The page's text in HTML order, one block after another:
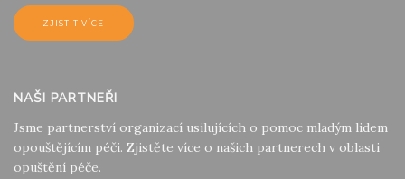
ZJISTIT VÍCE
NAŠI PARTNEŘI
Jsme partnerství organizací usilujících o pomoc mladým lidem
opouštějícím péči. Zjistěte více o našich partnerech v oblasti
opuštění péče.